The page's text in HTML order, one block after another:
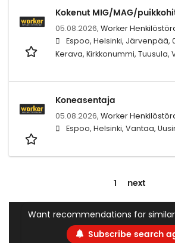
Kokenut MIG/MAG/
05.08.2026, Worker
Espoo, Helsinki, Järvenpää,
Kerava, Kirkkonummi, Tuusula,
Koneasentaja
05.08.2026, Worker
Espoo, Helsinki, Vantaa,
1 next
Want recommendations for
Subscribe search